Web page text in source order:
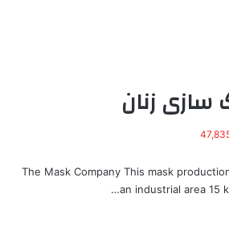
زنان
The Mask Company This mask
an industrial area 15